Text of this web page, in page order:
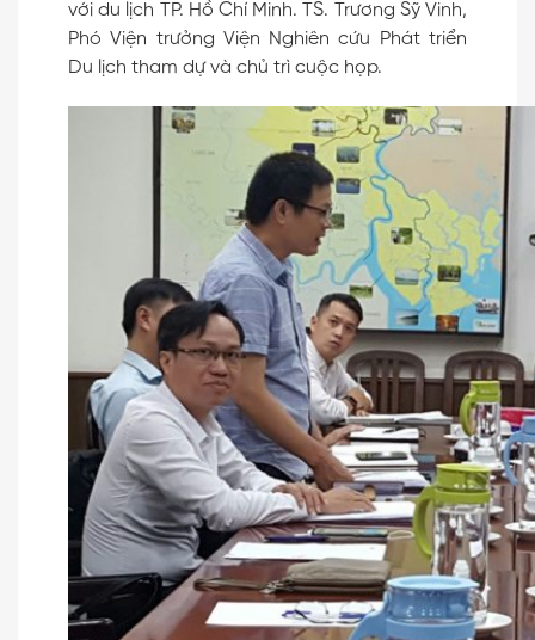
với du lịch TP. Hồ Chí Minh. TS. Trương Sỹ Vinh,
Phó Viện trưởng Viện Nghiên cứu Phát triển
Du lịch tham dự và chủ trì cuộc họp.